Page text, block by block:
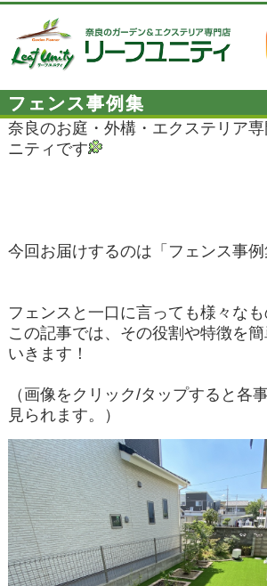
フェンス事例集
奈良のお庭・外構・エクステリア
ニティです
今回お届けするのは「フェンス事例
フェンスと一口に言っても様々なも
この記事では、その役割や特徴を
いきます！
（画像をクリック/タップすると各
見られます。）